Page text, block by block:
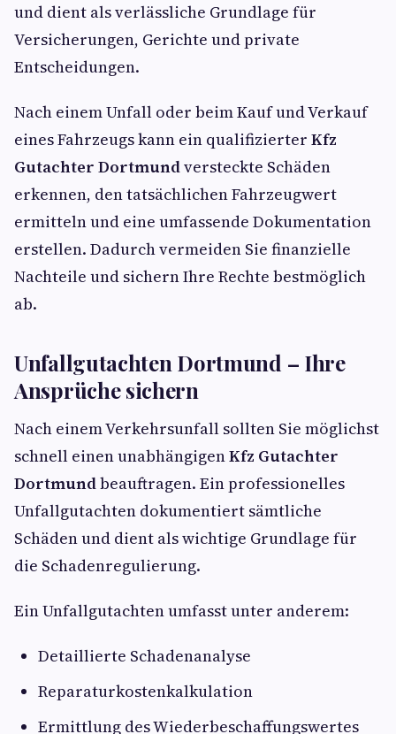
und dient als verlässliche Grundlage für
Versicherungen, Gerichte und private
Entscheidungen.
Nach einem Unfall oder beim Kauf und Verkauf
eines Fahrzeugs kann ein qualifizierter Kfz
Gutachter Dortmundversteckte Schäden
erkennen, den tatsächlichen Fahrzeugwert
ermitteln und eine umfassende Dokumentation
erstellen. Dadurch vermeiden Sie finanzielle
Nachteile und sichern Ihre Rechte bestmöglich
ab.
Unfallgutachten Dortmund – Ihre
Ansprüche sichern
Nach einem Verkehrsunfall sollten Sie möglichst
schnell einen unabhängigenKfz Gutachter
Dortmundbeauftragen. Ein professionelles
Unfallgutachten dokumentiert sämtliche
Schäden und dient als wichtige Grundlage für
die Schadenregulierung.
Ein Unfallgutachten umfasst unter anderem:
Detaillierte Schadenanalyse
Reparaturkostenkalkulation
Ermittlung des Wiederbeschaffungswertes